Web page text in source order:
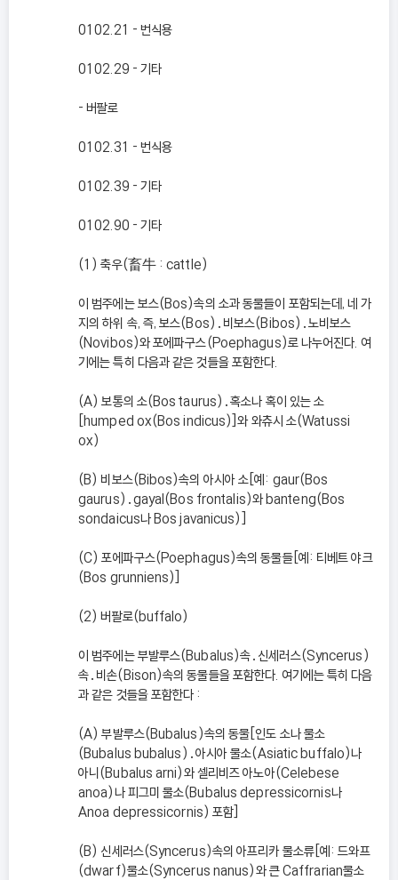
0102.21 - 번식용
0102.29 - 기타
- 버팔로
0102.31 - 번식용
0102.39 - 기타
0102.90 - 기타
(1) 축우(畜牛 : cattle)
이 범주에는 보스(Bos)속의 소과 동물들이 포함되는데, 네 가
지의 하위 속, 즉, 보스(Bos)․비보스(Bibos)․노비보스
(Novibos)와 포에파구스(Poephagus)로 나누어진다. 여
기에는 특히 다음과 같은 것들을 포함한다.
(A) 보통의 소(Bos taurus)․혹소나 혹이 있는 소
[humped ox(Bos indicus)]와 와츄시 소(Watussi
ox)
(B) 비보스(Bibos)속의 아시아 소[예: gaur(Bos
gaurus)․gayal(Bos frontalis)와 banteng(Bos
sondaicus나 Bos javanicus)]
(C) 포에파구스(Poephagus)속의 동물들[예: 티베트 야크
(Bos grunniens)]
(2) 버팔로(buffalo)
이 범주에는 부발루스(Bubalus)속․신세러스(Syncerus)
속․비손(Bison)속의 동물들을 포함한다. 여기에는 특히 다음
과 같은 것들을 포함한다 :
(A) 부발루스(Bubalus)속의 동물[인도 소나 물소
(Bubalus bubalus)․아시아 물소(Asiatic buffalo)나
아니(Bubalus arni)와 셀리비즈 아노아(Celebese
anoa)나 피그미 물소(Bubalus depressicornis나
Anoa depressicornis) 포함]
(B) 신세러스(Syncerus)속의 아프리카 물소류[예: 드와프
(dwarf)물소(Syncerus nanus)와 큰 Caffrarian물소